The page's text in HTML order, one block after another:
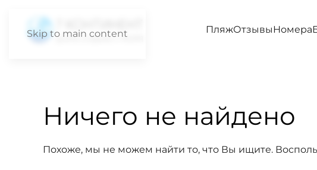
Skip to main content ПляжОтзывыНомера
Ничего не найдено
Похоже, мы не можем найти то, что Вы ищите.